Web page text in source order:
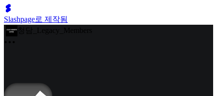
Slashpage로 제작됨
청담_Legacy_Members